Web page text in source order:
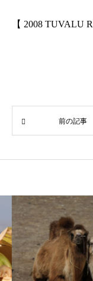
【 2008 TUVALU
前の記事